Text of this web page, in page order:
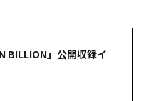
BILLION」公開収録イ